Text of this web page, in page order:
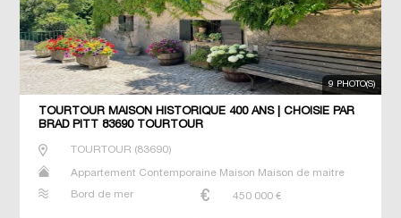
9 PHOTO(S)
TOURTOUR MAISON HISTORIQUE 400 ANS | CHOISIE PAR
BRAD PITT 83690 TOURTOUR
TOURTOUR (83690)
Appartement Contemporaine Maison Maison de maitre
Bord de mer
450 000 €